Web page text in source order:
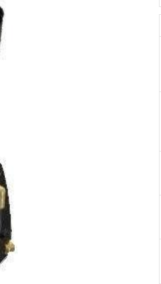
Sạc Laptop Sony Vaio